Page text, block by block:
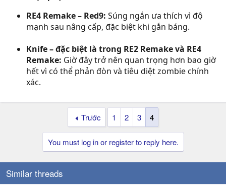
RE4 Remake – Red9: Súng ngắn ưa thích vì độ
mạnh sau nâng cấp, đặc biệt khi gắn báng.
Knife – đặc biệt là trong RE2 Remake và RE4
Remake: Giờ đây trở nên quan trọng hơn bao giờ
hết vì có thể phản đòn và tiêu diệt zombie chính
xác.
Trước 1 2 3 4
You must log in or register to reply here.
Similar threads